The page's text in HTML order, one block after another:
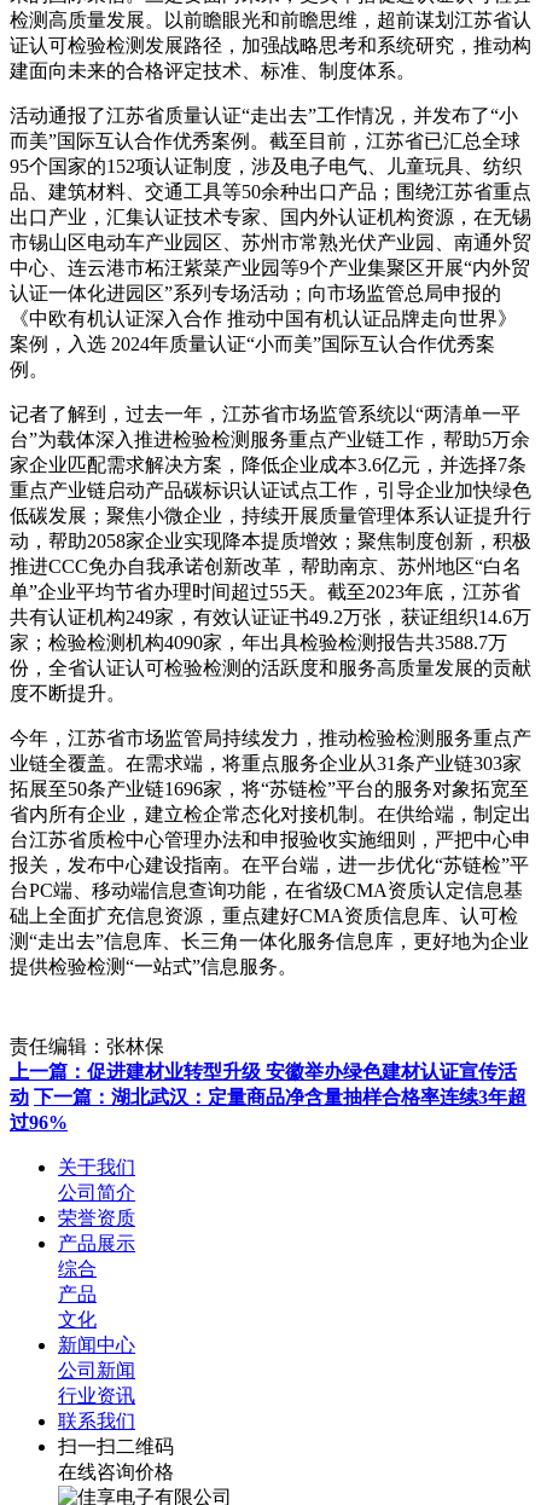
检测高质量发展。以前瞻眼光和前瞻思维，超前谋划江苏省认
证认可检验检测发展路径，加强战略思考和系统研究，推动构
建面向未来的合格评定技术、标准、制度体系。
活动通报了江苏省质量认证“走出去”工作情况，并发布了“小
而美”国际互认合作优秀案例。截至目前，江苏省已汇总全球
95个国家的152项认证制度，涉及电子电气、儿童玩具、纺织
品、建筑材料、交通工具等50余种出口产品；围绕江苏省重点
出口产业，汇集认证技术专家、国内外认证机构资源，在无锡
市锡山区电动车产业园区、苏州市常熟光伏产业园、南通外贸
中心、连云港市柘汪紫菜产业园等9个产业集聚区开展“内外贸
认证一体化进园区”系列专场活动；向市场监管总局申报的
《中欧有机认证深入合作 推动中国有机认证品牌走向世界》
案例，入选 2024年质量认证“小而美”国际互认合作优秀案
例。
记者了解到，过去一年，江苏省市场监管系统以“两清单一平
台”为载体深入推进检验检测服务重点产业链工作，帮助5万余
家企业匹配需求解决方案，降低企业成本3.6亿元，并选择7条
重点产业链启动产品碳标识认证试点工作，引导企业加快绿色
低碳发展；聚焦小微企业，持续开展质量管理体系认证提升行
动，帮助2058家企业实现降本提质增效；聚焦制度创新，积极
推进CCC免办自我承诺创新改革，帮助南京、苏州地区“白名
单”企业平均节省办理时间超过55天。截至2023年底，江苏省
共有认证机构249家，有效认证证书49.2万张，获证组织14.6万
家；检验检测机构4090家，年出具检验检测报告共3588.7万
份，全省认证认可检验检测的活跃度和服务高质量发展的贡献
度不断提升。
今年，江苏省市场监管局持续发力，推动检验检测服务重点产
业链全覆盖。在需求端，将重点服务企业从31条产业链303家
拓展至50条产业链1696家，将“苏链检”平台的服务对象拓宽至
省内所有企业，建立检企常态化对接机制。在供给端，制定出
台江苏省质检中心管理办法和申报验收实施细则，严把中心申
报关，发布中心建设指南。在平台端，进一步优化“苏链检”平
台PC端、移动端信息查询功能，在省级CMA资质认定信息基
础上全面扩充信息资源，重点建好CMA资质信息库、认可检
测“走出去”信息库、长三角一体化服务信息库，更好地为企业
提供检验检测“一站式”信息服务。
责任编辑：张林保
上一篇：促进建材业转型升级 安徽举办绿色建材认证宣传活
动 下一篇：湖北武汉：定量商品净含量抽样合格率连续3年超
过96%
关于我们
公司简介
荣誉资质
产品展示
综合
产品
文化
新闻中心
公司新闻
行业资讯
联系我们
扫一扫二维码
在线咨询价格